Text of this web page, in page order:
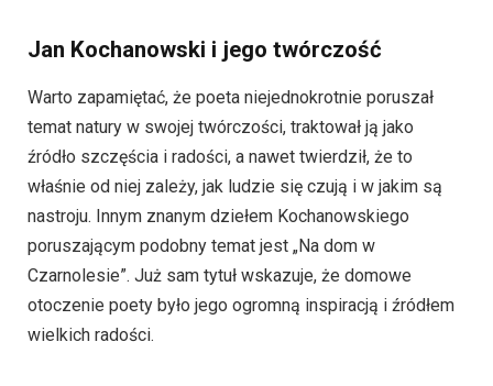
Jan Kochanowski i jego twórczość
Warto zapamiętać, że poeta niejednokrotnie poruszał
temat natury w swojej twórczości, traktował ją jako
źródło szczęścia i radości, a nawet twierdził, że to
właśnie od niej zależy, jak ludzie się czują i w jakim są
nastroju. Innym znanym dziełem Kochanowskiego
poruszającym podobny temat jest „Na dom w
Czarnolesie”. Już sam tytuł wskazuje, że domowe
otoczenie poety było jego ogromną inspiracją i źródłem
wielkich radości.